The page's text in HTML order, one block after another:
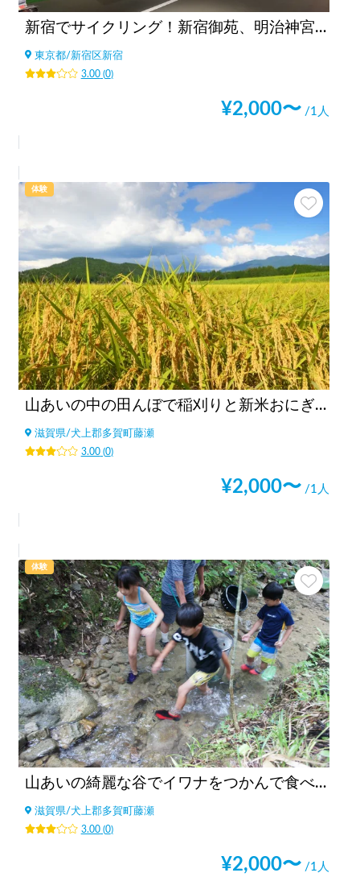
新宿でサイクリング！新宿御苑、明治神宮、代々木公園まで20分の好立地の観光案内所【INBOUND LEAGUE】から
東京都/新宿区新宿
3.00(0)
¥2,000〜 /1人
体験
山あいの中の田んぼで稲刈りと新米おにぎり食べ放題
滋賀県/犬上郡多賀町藤瀬
3.00(0)
¥2,000〜 /1人
体験
山あいの綺麗な谷でイワナをつかんで食べる
滋賀県/犬上郡多賀町藤瀬
3.00(0)
¥2,000〜 /1人